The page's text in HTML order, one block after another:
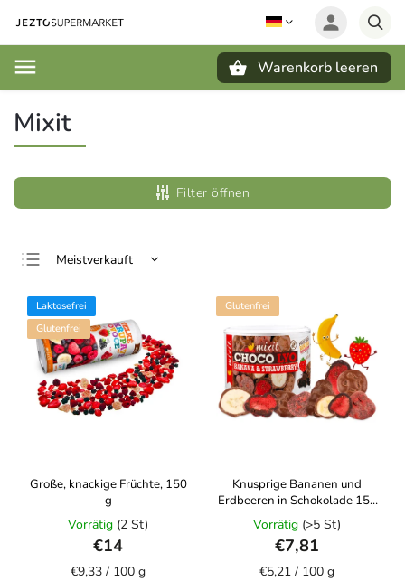
Warenkorb leeren
Mixit
Filter öffnen
Meistverkauft
Teuerste
Alphabetisch
Laktosefrei
Glutenfrei
Große, knackige Früchte, 150
g
Vorrätig (2 St)
€14
€9,33 / 100 g
Glutenfrei
Knusprige Bananen und
Erdbeeren in Schokolade 150
Vorrätig (>5 St)
€7,81
€5,21 / 100 g